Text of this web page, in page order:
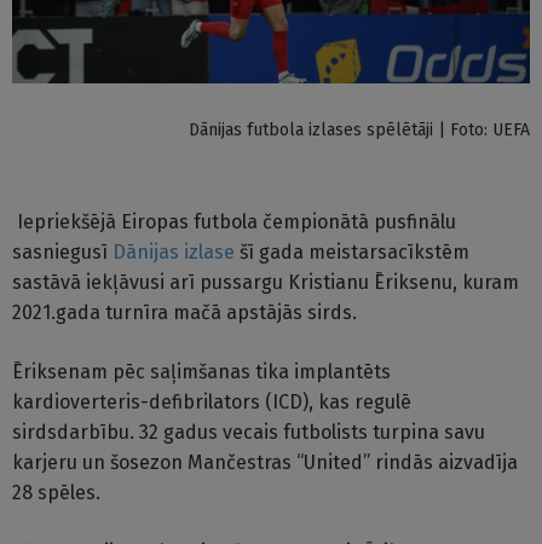
Dānijas futbola izlases spēlētāji | Foto: UEFA
Iepriekšējā Eiropas futbola čempionātā pusfinālu
sasniegusī Dānijas izlase šī gada meistarsacīkstēm
sastāvā iekļāvusi arī pussargu Kristianu Ēriksenu, kuram
2021.gada turnīra mačā apstājās sirds.
Ēriksenam pēc saļimšanas tika implantēts
kardioverteris-defibrilators (ICD), kas regulē
sirdsdarbību. 32 gadus vecais futbolists turpina savu
karjeru un šosezon Mančestras “United” rindās aizvadīja
28 spēles.